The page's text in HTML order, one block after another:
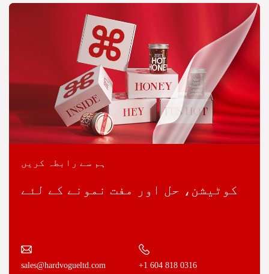
ہم سے رابطہ کریں
کوٹیشن، حل اور مفت نمونے کے لئے
sales@hardvogueltd.com +1 604 818 0316